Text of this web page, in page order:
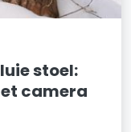
stoel:
camera